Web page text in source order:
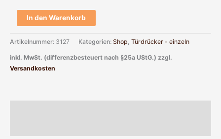
In den Warenkorb
Artikelnummer: 3127 Kategorien: Shop Türdrücker - einzeln
inkl. MwSt. (differenzbesteuert nach §25a UStG.) zzgl.
Versandkosten